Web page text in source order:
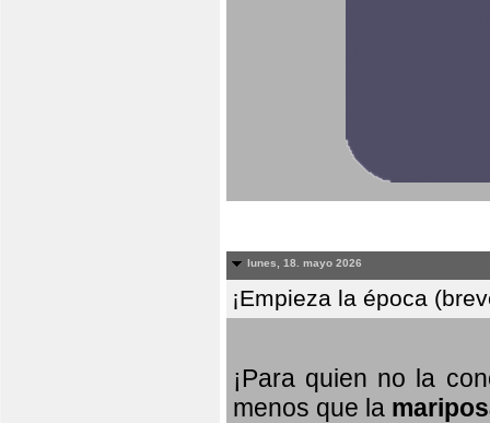
lunes, 18. mayo 2026
¡Empieza la época
¡Para quien no la
menos que la